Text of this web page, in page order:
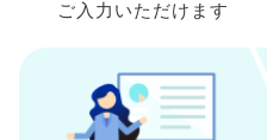
ご入力 いただけます